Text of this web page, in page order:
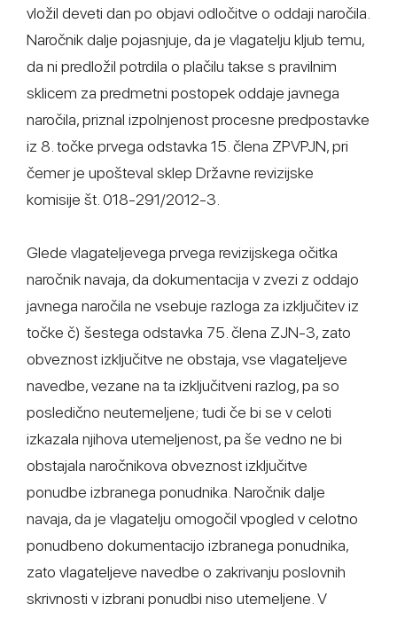
vložil deveti dan po objavi odločitve o oddaji naročila.
Naročnik dalje pojasnjuje, da je vlagatelju kljub temu,
da ni predložil potrdila o plačilu takse s pravilnim
sklicem za predmetni postopek oddaje javnega
naročila, priznal izpolnjenost procesne predpostavke
iz 8. točke prvega odstavka 15. člena ZPVPJN, pri
čemer je upošteval sklep Državne revizijske
komisije št. 018-291/2012-3.
Glede vlagateljevega prvega revizijskega očitka
naročnik navaja, da dokumentacija v zvezi z oddajo
javnega naročila ne vsebuje razloga za izključitev iz
točke č) šestega odstavka 75. člena ZJN-3, zato
obveznost izključitve ne obstaja, vse vlagateljeve
navedbe, vezane na ta izključitveni razlog, pa so
posledično neutemeljene; tudi če bi se v celoti
izkazala njihova utemeljenost, pa še vedno ne bi
obstajala naročnikova obveznost izključitve
ponudbe izbranega ponudnika. Naročnik dalje
navaja, da je vlagatelju omogočil vpogled v celotno
ponudbeno dokumentacijo izbranega ponudnika,
zato vlagateljeve navedbe o zakrivanju poslovnih
skrivnosti v izbrani ponudbi niso utemeljene. V